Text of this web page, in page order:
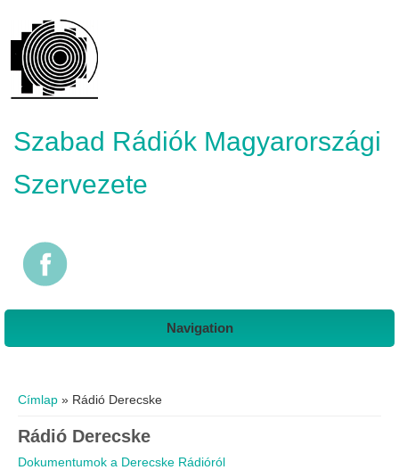
Szabad Rádiók Magyarországi
Szervezete
Navigation
Címlap » Rádió Derecske
Rádió Derecske
Dokumentumok a Derecske Rádióról